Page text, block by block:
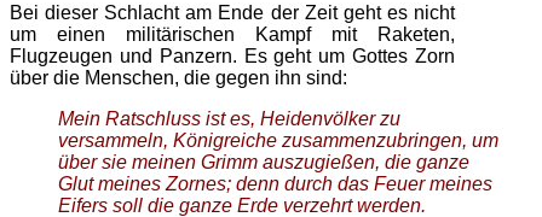
Bei dieser Schlacht am Ende der Zeit geht es nicht
um einen militärischen Kampf mit Raketen,
Flugzeugen und Panzern. Es geht um Gottes Zorn
über die Menschen, die gegen ihn sind:
Mein Ratschluss ist es, Heidenvölker zu
versammeln, Königreiche zusammenzubringen, um
über sie meinen Grimm auszugießen, die ganze
Glut meines Zornes; denn durch das Feuer meines
Eifers soll die ganze Erde verzehrt werden.